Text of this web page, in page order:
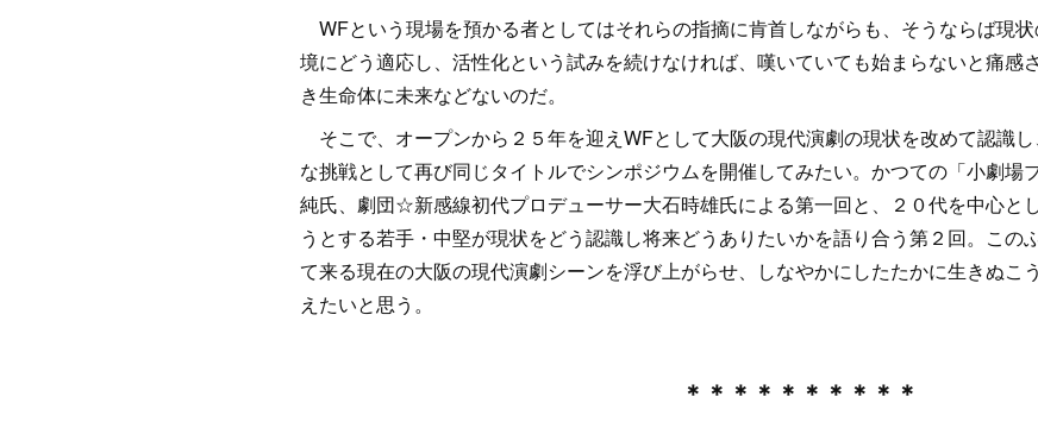
WFという現場を預かる者としてはそれらの指摘に肯首しながらも、そうならば現
境にどう適応し、活性化という試みを続けなければ、嘆いていても始まらないと痛感
き生命体に未来などないのだ。
そこで、オープンから２５年を迎えWFとして大阪の現代演劇の現状を改めて認識
な挑戦として再び同じタイトルでシンポジウムを開催してみたい。かつての「小劇場
純氏、劇団☆新感線初代プロデューサー大石時雄氏による第一回と、２０代を中心と
うとする若手・中堅が現状をどう認識し将来どうありたいかを語り合う第２回。この
て来る現在の大阪の現代演劇シーンを浮び上がらせ、しなやかにしたたかに生きぬこ
えたいと思う。
＊＊＊＊＊＊＊＊＊＊